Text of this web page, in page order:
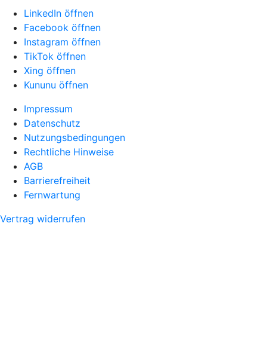
LinkedIn öffnen
Facebook öffnen
Instagram öffnen
TikTok öffnen
Xing öffnen
Kununu öffnen
Impressum
Datenschutz
Nutzungsbedingungen
Rechtliche Hinweise
AGB
Barrierefreiheit
Fernwartung
Vertrag widerrufen